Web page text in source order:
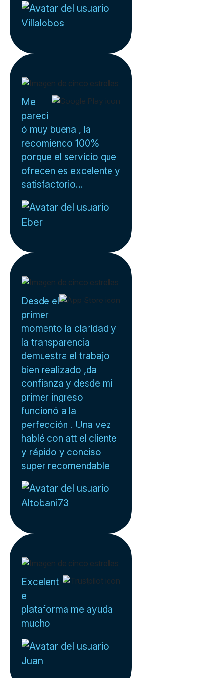
Villalobos
Me
pareci
ó muy buena , la
recomiendo 100%
porque el servicio que
ofrecen es excelente y
satisfactorio...
Eber
Desde el
primer
momento la claridad y
la transparencia
demuestra el trabajo
bien realizado ,da
confianza y desde mi
primer ingreso
funcionó a la
perfección . Una vez
hablé con att el cliente
y rápido y conciso
super recomendable
Altobani73
Excelent
e
plataforma me ayuda
mucho
Juan